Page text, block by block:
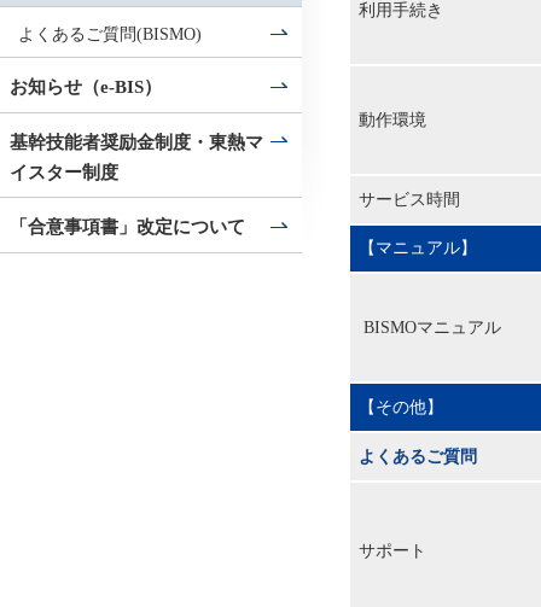
利用手続き
動作環境
サービス時間
【マニュアル】
BISMOマニュアル
【その他】
よくあるご質問
サポート
よくあるご質問(BISMO)
お知らせ（e-BIS）
基幹技能者奨励金制度・東熱マ
イスター制度
「合意事項書」改定について